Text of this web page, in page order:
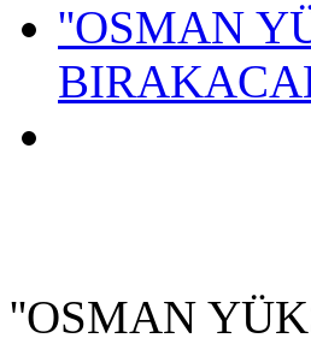
''OSMAN
''OSMAN